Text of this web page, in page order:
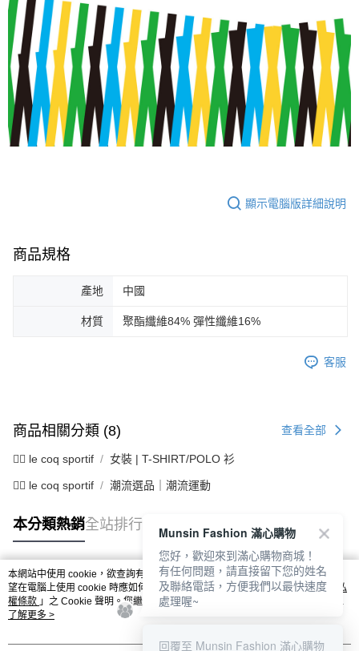
顯示電腦版詳細說明
商品規格
產地 中國
材質 聚酯纖維84% 彈性纖維16%
客服
商品相關分類 (8) 查看全部
🚴‍♂️ le coq sportif 女裝 | T-SHIRT/POLO 衫
🚴‍♂️ le coq sportif 潮流選品｜潮流運動
本分類熱銷全站排行
熱門標籤
本網站中使用 cookie，欲查詢有關本網站使用 cookie 方式之詳情，及若您不希
望在電腦上使用 cookie 時應如何變更電腦的 cookie 設定，請參閱本網站「
隱私
權條款 」之 Cookie 聲明。您繼續使用本網站即表示您同意本公司得按本網站使
用條款之 Cookie 聲明使用 cookie。
了解更多 >
Munsin Fashion 滿心購物
您好，歡迎來到滿心購物商城！
有任何問題，請直接留下您的姓名
及聯絡電話，方便我們以最快速度
處理喔~
回覆至 Munsin Fashion 滿心購物